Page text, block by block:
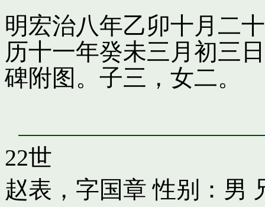
明宏治八年乙卯十月二
历十一年癸未三月初三
碑附图。子三，女二。
22世
赵表，字国章 性别：男